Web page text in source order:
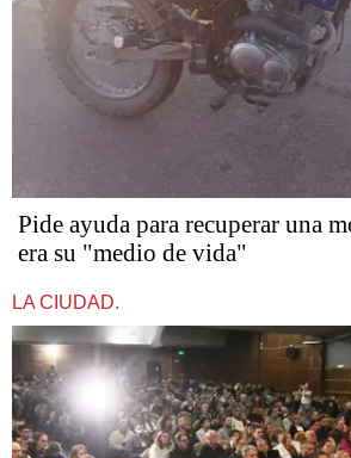
Pide ayuda para recuperar una
era su "medio de vida"
LA CIUDAD.